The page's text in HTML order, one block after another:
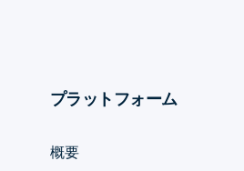
プラットフォーム
概要